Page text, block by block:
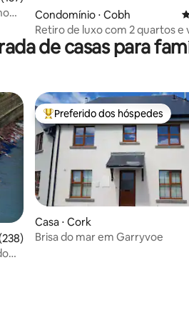
Condomínio ⋅ Cobh
Retiro de luxo com 2 quartos e
o porto no coração de Cobh
de casas para
uma avaliação média de 5, 238
Entre os melhores preferidos
Preferido dos hóspedes
Casa ⋅ Cork
Brisa do mar em Garryvoe